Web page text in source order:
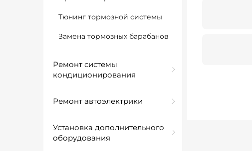
Тюнинг тормозной системы
Замена тормозных барабанов
Ремонт системы
кондиционирования
Ремонт автоэлектрики
Установка дополнительного
оборудования